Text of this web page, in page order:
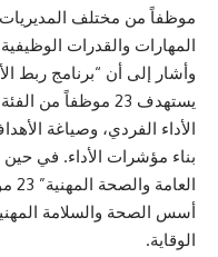
موظفاً من مختلف
المهارات والقدرات
وأشار إلى أن “برنامج ربط
يستهدف 23 موظفاً
الأداء الفردي، وصياغة
بناء مؤشرات الأداء. في
أسس الصحة والسلامة
الوقاية.